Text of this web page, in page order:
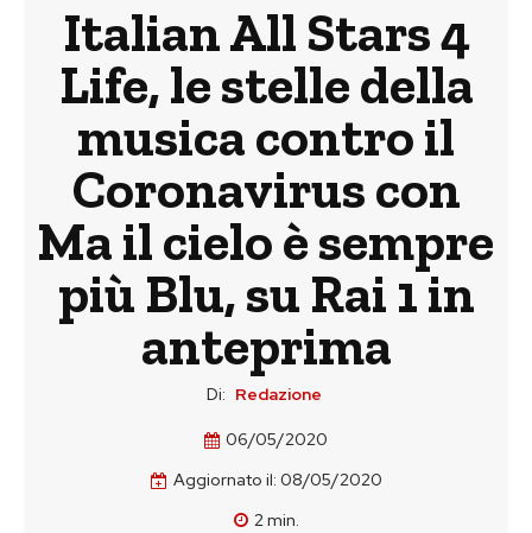
Italian All Stars 4
Life, le stelle della
musica contro il
Coronavirus con
Ma il cielo è sempre
più Blu, su Rai 1 in
anteprima
Di: Redazione
06/05/2020
Aggiornato il: 08/05/2020
2min.